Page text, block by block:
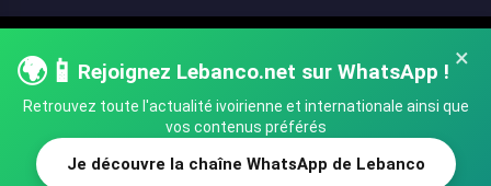
×
🌍📱 Rejoignez Lebanco.net sur WhatsApp !
Retrouvez toute l'actualité ivoirienne et internationale ainsi que
vos contenus préférés
Je découvre la chaîne WhatsApp de Lebanco
réservés - All rights reserved.